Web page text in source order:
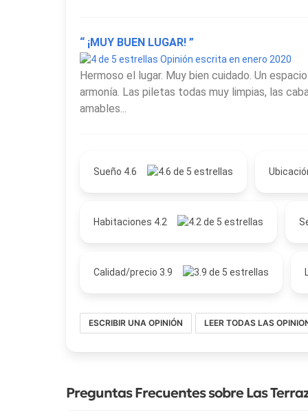
“ ¡MUY BUEN LUGAR! ”
Opinión escrita en enero 2020
Hermoso el lugar. Muy bien cuidado. Un
armonía. Las piletas todas muy limpias, las
amables...
Sueño 4.6
Habitaciones 4.2
Calidad/precio 3.9
ESCRIBIR UNA OPINIÓN LEER TODAS LAS
Preguntas Frecuentes sobre Las